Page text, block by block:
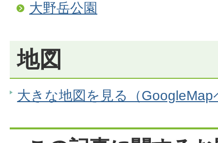
大野岳公園
地図
大きな地図を見る（GoogleMap